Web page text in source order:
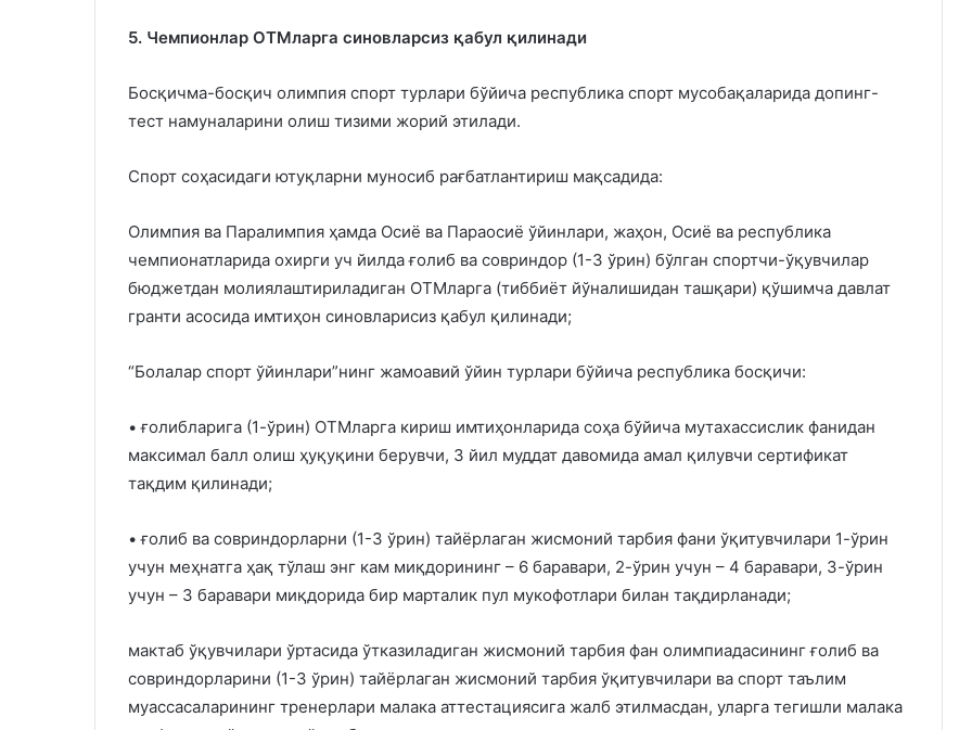
5. Чемпионлар ОТМларга синовларсиз қабул қилинади
Босқичма-босқич олимпия спорт турлари бўйича республика спорт мусобақаларида допинг-
тест намуналарини олиш тизими жорий этилади.
Спорт соҳасидаги ютуқларни муносиб рағбатлантириш мақсадида:
Олимпия ва Паралимпия ҳамда Осиё ва Параосиё ўйинлари, жаҳон, Осиё ва республика
чемпионатларида охирги уч йилда ғолиб ва совриндор (1-3 ўрин) бўлган спортчи-ўқувчилар
бюджетдан молиялаштириладиган ОТМларга (тиббиёт йўналишидан ташқари) қўшимча давлат
гранти асосида имтиҳон синовларисиз қабул қилинади;
“Болалар спорт ўйинлари”нинг жамоавий ўйин турлари бўйича республика босқичи:
• ғолибларига (1-ўрин) ОТМларга кириш имтиҳонларида соҳа бўйича мутахассислик фанидан
максимал балл олиш ҳуқуқини берувчи, 3 йил муддат давомида амал қилувчи сертификат
тақдим қилинади;
• ғолиб ва совриндорларни (1-3 ўрин) тайёрлаган жисмоний тарбия фани ўқитувчилари 1-ўрин
учун меҳнатга ҳақ тўлаш энг кам миқдорининг – 6 баравари, 2-ўрин учун – 4 баравари, 3-ўрин
учун – 3 баравари миқдорида бир марталик пул мукофотлари билан тақдирланади;
мактаб ўқувчилари ўртасида ўтказиладиган жисмоний тарбия фан олимпиадасининг ғолиб ва
совриндорларини (1-3 ўрин) тайёрлаган жисмоний тарбия ўқитувчилари ва спорт таълим
муассасаларининг тренерлари малака аттестациясига жалб этилмасдан, уларга тегишли малака